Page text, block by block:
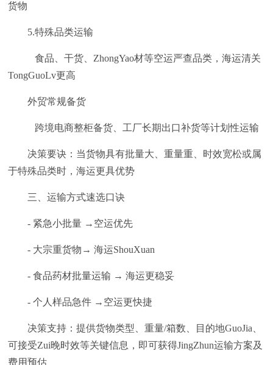
货物
5.特殊品类运输
食品、干货、ZhongYao材等空运严查品类，海运清关
TongGuoLv更高
外贸常规备货
跨境电商整柜备货、工厂长期出口补货等计划性运输
决策要诀：当货物具有批量大、重量重、时效宽松或属
于特殊品类时，海运更具优势
三、运输方式速选口诀
- 紧急小批量 →空运优先
- 大宗重货物→ 海运ShouXuan
- 食品药材批量运输 → 海运更稳妥
- 个人样品急件 →空运更快捷
决策支持：提供货物类型、重量/箱数、目的地GuoJia、
可接受Zui晚时效等关键信息，即可获得JingZhun运输方案及
费用预估